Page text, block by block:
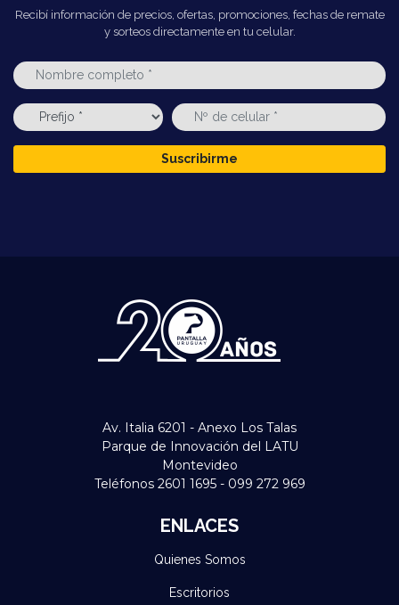
Recibí información de precios, ofertas, promociones, fechas de remate
y sorteos directamente en tu celular.
Suscribirme
Av. Italia 6201 - Anexo Los Talas
Parque de Innovación del LATU
Montevideo
Teléfonos 2601 1695 - 099 272 969
ENLACES
Quienes Somos
Escritorios